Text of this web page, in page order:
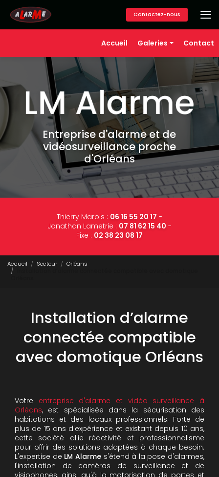
contenu
principal
Accueil
Galeries
Alarme
Vidéosurveillance
Contrôle d'accès
Téléassistance
Domotique
Contact
Contactez-nous
Entreprise d'alarme et de
vidéosurveillance proche
d'Orléans
Thierry Marois : 06 16 55 20 17 -
Jonathan Lametrie : 07 81 62 15 40 -
Fixe : 02 38 23 08 17
Accueil Secteur
Orléans
Installation d’alarme
connectée compatible
avec domotique Orléans
Votre entreprise d'alarme et vidéo surveillance à
Orléans, est spécialisée dans la sécurisation des
habitations et des locaux professionnels. Forte de
plus de 15 ans d'expérience et existant depuis 10 ans,
cette société allie réactivité et professionnalisme
pour offrir des solutions adaptées à chaque besoin.
L'expertise de LM Alarmes'étend à la pose d'alarmes,
l'installation de caméras de surveillance et de
visiophones, ainsi qu'à la motorisation de portes et